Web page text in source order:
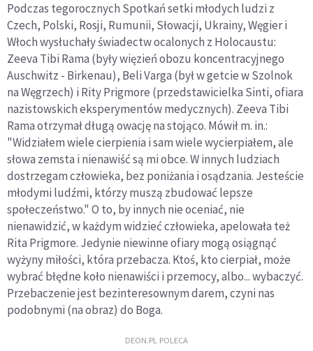
Podczas tegorocznych Spotkań setki młodych ludzi z
Czech, Polski, Rosji, Rumunii, Słowacji, Ukrainy, Węgier i
Włoch wysłuchały świadectw ocalonych z Holocaustu:
Zeeva Tibi Rama (były więzień obozu koncentracyjnego
Auschwitz - Birkenau), Beli Varga (był w getcie w Szolnok
na Węgrzech) i Rity Prigmore (przedstawicielka Sinti, ofiara
nazistowskich eksperymentów medycznych). Zeeva Tibi
Rama otrzymał długą owację na stojąco. Mówił m. in.:
"Widziałem wiele cierpienia i sam wiele wycierpiałem, ale
słowa zemsta i nienawiść są mi obce. W innych ludziach
dostrzegam człowieka, bez poniżania i osądzania. Jesteście
młodymi ludźmi, którzy muszą zbudować lepsze
społeczeństwo." O to, by innych nie oceniać, nie
nienawidzić, w każdym widzieć człowieka, apelowała też
Rita Prigmore. Jedynie niewinne ofiary mogą osiągnąć
wyżyny miłości, która przebacza. Ktoś, kto cierpiał, może
wybrać błędne koło nienawiści i przemocy, albo... wybaczyć.
Przebaczenie jest bezinteresownym darem, czyni nas
podobnymi (na obraz) do Boga.
DEON.PL POLECA